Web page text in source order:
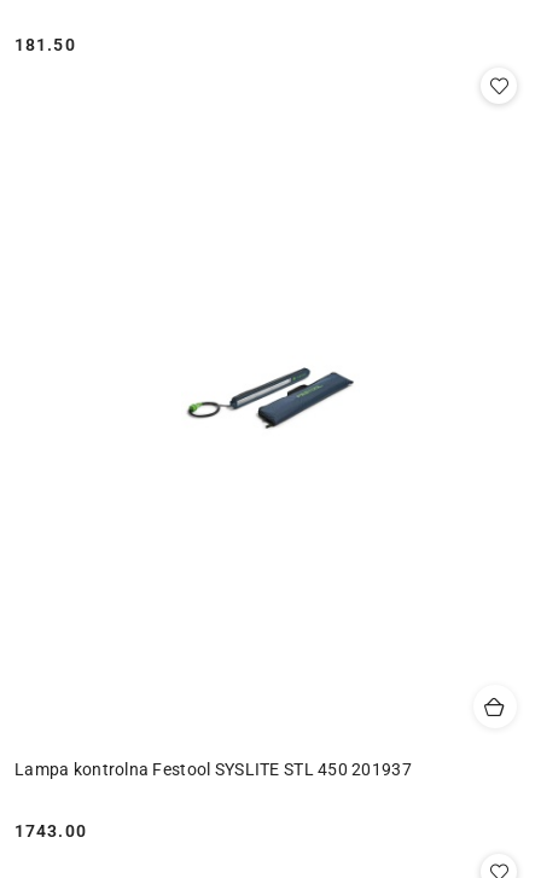
Cena:
181.50
Lampa kontrolna Festool SYSLITE STL 450 201937
Cena:
1743.00